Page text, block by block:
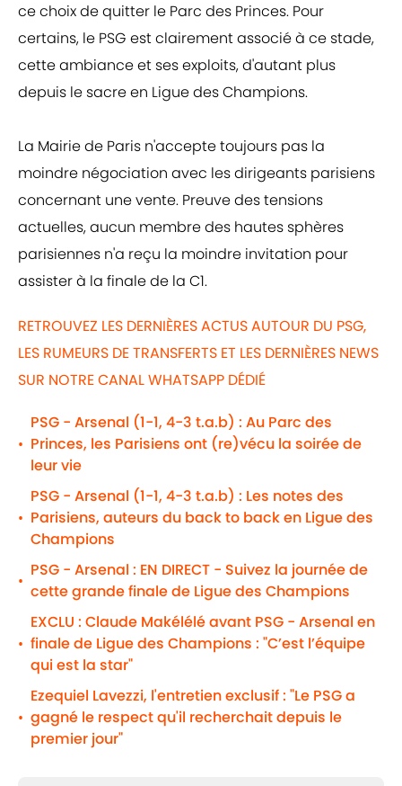
ce choix de quitter le Parc des Princes. Pour
certains, le PSG est clairement associé à ce stade,
cette ambiance et ses exploits, d'autant plus
depuis le sacre en Ligue des Champions.
La Mairie de Paris n'accepte toujours pas la
moindre négociation avec les dirigeants parisiens
concernant une vente. Preuve des tensions
actuelles, aucun membre des hautes sphères
parisiennes n'a reçu la moindre invitation pour
assister à la finale de la C1.
RETROUVEZ LES DERNIÈRES ACTUS AUTOUR DU PSG,
LES RUMEURS DE TRANSFERTS ET LES DERNIÈRES NEWS
SUR NOTRE CANAL WHATSAPP DÉDIÉ
•
PSG - Arsenal (1-1, 4-3 t.a.b) : Au Parc des
Princes, les Parisiens ont (re)vécu la soirée de
leur vie
•
PSG - Arsenal (1-1, 4-3 t.a.b) : Les notes des
Parisiens, auteurs du back to back en Ligue des
Champions
•
PSG - Arsenal : EN DIRECT - Suivez la journée de
cette grande finale de Ligue des Champions
•
EXCLU : Claude Makélélé avant PSG - Arsenal en
finale de Ligue des Champions : "C’est l’équipe
qui est la star"
•
Ezequiel Lavezzi, l'entretien exclusif : "Le PSG a
gagné le respect qu'il recherchait depuis le
premier jour"